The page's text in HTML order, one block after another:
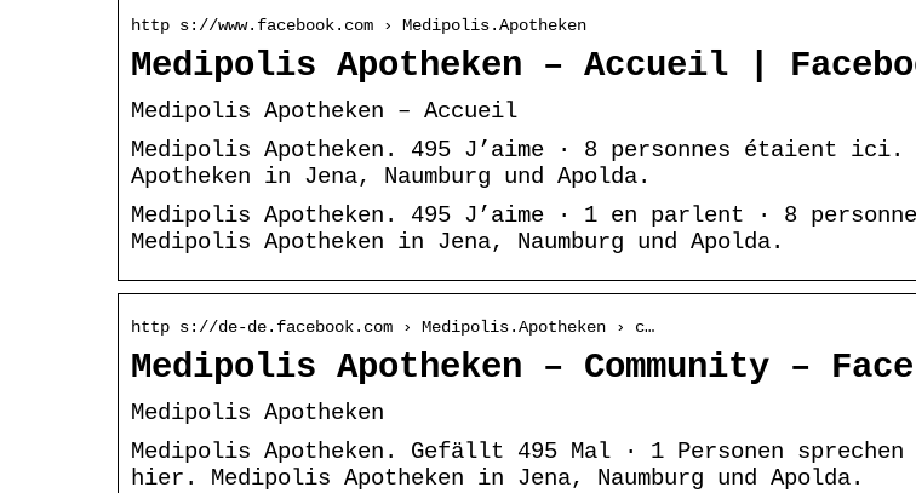
http s://www.facebook.com › Medipolis.Apotheken
Medipolis Apotheken – Accueil |
Medipolis Apotheken – Accueil
Medipolis Apotheken. 495 J’aime · 8 personnes étaient ici.
Apotheken in Jena, Naumburg und Apolda.
Medipolis Apotheken. 495 J’aime · 1 en parlent · 8
Medipolis Apotheken in Jena, Naumburg und Apolda.
http s://de-de.facebook.com › Medipolis.Apotheken › c…
Medipolis Apotheken – Community –
Medipolis Apotheken
Medipolis Apotheken. Gefällt 495 Mal · 1 Personen sprechen
hier. Medipolis Apotheken in Jena, Naumburg und Apolda.